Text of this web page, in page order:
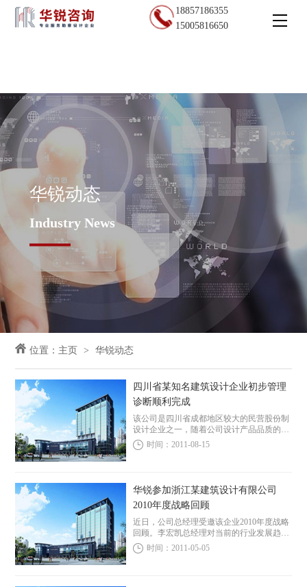
18857186355
15005816650
华锐动态
Industry News
位置： 主页 华锐动态
四川省某知名建筑设计企业初步管理
诊断顺利完成
该公司是四川省成都地区较大的民营股份制
设计企业之一，随着公司设计产品品质的不
断提升，目前已成为四川地区的知名设计企
业，在业界享有较高声誉。公司目前项目比
时间：2011-08-15
华锐参加浙江某建筑设计有限公司
2010年度战略回顾
近日，公司总经理受邀该企业2010年度战略
回顾。李宏凯总经理对当前的行业发展趋势
进行了总结和分析，在对该企业2010年度取
得的成绩表示肯定的同时，对公司未来在技
时间：2011-05-05